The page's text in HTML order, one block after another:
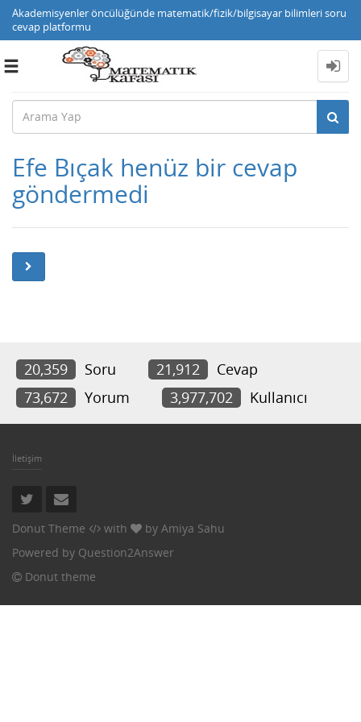
Akademisyenler öncülüğünde matematik/fizik/bilgisayar bilimleri soru
cevap platformu
Toggle
Efe Bıçak henüz bir cevap
göndermedi
20,359 Soru 21,912
Cevap
73,672
Yorum 3,977,702 Kullanıcı
İletişim
Donut Theme with by Amiya Sahu
Powered by Question2Answer
Donut theme